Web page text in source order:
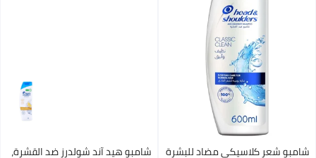
كلاسيكي مضاد للبشرة شامبو هيد آند شولدرز ضد القشرة،